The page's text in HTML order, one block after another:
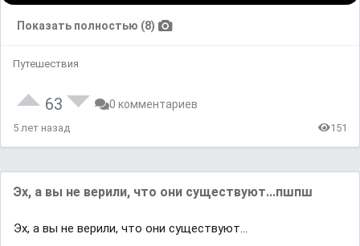
Показать полностью (8)
Путешествия
63 0 комментариев
5 лет назад 151
Эх, а вы не верили, что они существуют...пшпш
Эх, а вы не верили, что они существуют...